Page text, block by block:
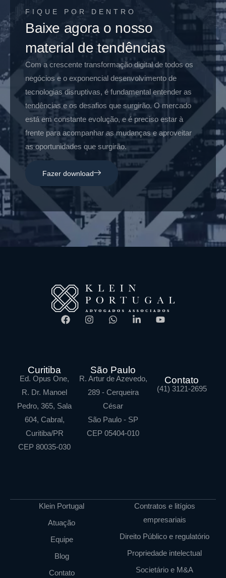
FIQUE POR DENTRO
Baixe agora o nosso
material de tendências
Com a crescente transformação digital de todos os
negócios e o exponencial desenvolvimento de
tecnologias disruptivas, é fundamental entender as
tendências e os desafios que surgirão. O mercado
está em constante evolução, e é preciso estar à
frente para acompanhar as mudanças e aproveitar
as oportunidades que surgirão.
Fazer download
Curitiba
Ed. Opus One,
R. Dr. Manoel
Pedro, 365, Sala
604, Cabral,
Curitiba/PR
CEP 80035-030
São Paulo
R. Artur de Azevedo,
289 - Cerqueira
César
São Paulo - SP
CEP 05404-010
Contato
(41) 3121-2695
Klein Portugal
Atuação
Equipe
Blog
Contato
Contratos e litígios
empresariais
Direito Público e regulatório
Propriedade intelectual
Societário e M&A